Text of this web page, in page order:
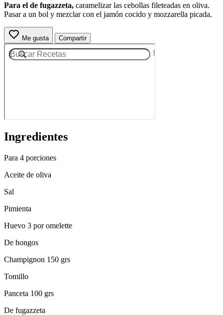
Para el de fugazzeta, caramelizar las cebollas fileteadas en oliva.
Pasar a un bol y mezclar con el jamón cocido y mozzarella picada.
Me gusta Compartir
Ingredientes
Para 4 porciones
Aceite de oliva
Sal
Pimienta
Huevo 3 por omelette
De hongos
Champignon 150 grs
Tomillo
Panceta 100 grs
De fugazzeta